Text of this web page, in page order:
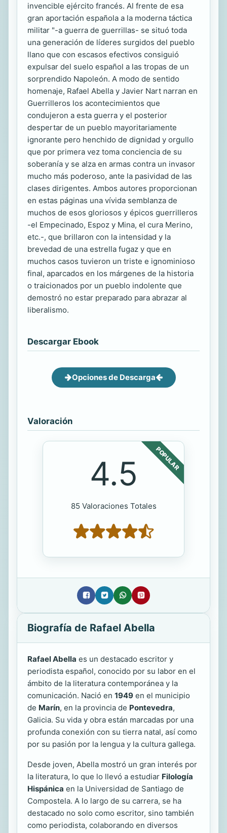
invencible ejército francés. Al frente de esa
gran aportación española a la moderna táctica
militar "-a guerra de guerrillas- se situó toda
una generación de líderes surgidos del pueblo
llano que con escasos efectivos consiguió
expulsar del suelo español a las tropas de un
sorprendido Napoleón. A modo de sentido
homenaje, Rafael Abella y Javier Nart narran en
Guerrilleros los acontecimientos que
condujeron a esta guerra y el posterior
despertar de un pueblo mayoritariamente
ignorante pero henchido de dignidad y orgullo
que por primera vez toma conciencia de su
soberanía y se alza en armas contra un invasor
mucho más poderoso, ante la pasividad de las
clases dirigentes. Ambos autores proporcionan
en estas páginas una vívida semblanza de
muchos de esos gloriosos y épicos guerrilleros
-el Empecinado, Espoz y Mina, el cura Merino,
etc.-, que brillaron con la intensidad y la
brevedad de una estrella fugaz y que en
muchos casos tuvieron un triste e ignominioso
final, aparcados en los márgenes de la historia
o traicionados por un pueblo indolente que
demostró no estar preparado para abrazar al
liberalismo.
Descargar Ebook
Opciones de Descarga
Valoración
POPULAR
4.5
85 Valoraciones Totales
Biografía de Rafael Abella
Rafael Abella es un destacado escritor y
periodista español, conocido por su labor en el
ámbito de la literatura contemporánea y la
comunicación. Nació en 1949 en el municipio
de Marín, en la provincia de Pontevedra,
Galicia. Su vida y obra están marcadas por una
profunda conexión con su tierra natal, así como
por su pasión por la lengua y la cultura gallega.
Desde joven, Abella mostró un gran interés por
la literatura, lo que lo llevó a estudiar Filología
Hispánica en la Universidad de Santiago de
Compostela. A lo largo de su carrera, se ha
destacado no solo como escritor, sino también
como periodista, colaborando en diversos